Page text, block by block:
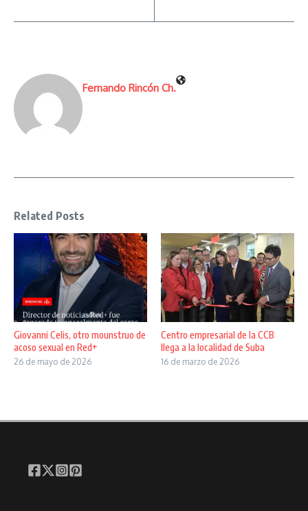
Fernando Rincón Ch.
Related Posts
Giovanni Celis, otro mounstruo de
acoso sexual en Red+
26 de mayo de 2026
Centro empresarial de la CCB
llega a la localidad de Suba
16 de marzo de 2026